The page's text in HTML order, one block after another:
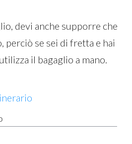
devi anche supporre che
perciò se sei di fretta e hai
il bagaglio a mano.